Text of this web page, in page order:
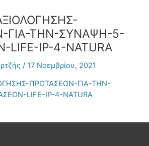
ΓΙΑ-ΤΗΝ-ΣΥΝΑΨΗ-5-
IP-4-NATURA
/17 Νοεμβρίου, 2021
ΠΡΟΤΑΣΕΩΝ-ΓΙΑ-ΤΗΝ-
LIFE-IP-4-NATURA